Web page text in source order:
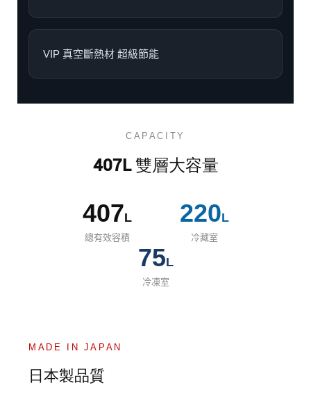
VIP 真空斷熱材 超級節能
CAPACITY
407L 雙層大容量
407L
總有效容積
220L
冷藏室
75L
冷凍室
MADE IN JAPAN
日本製品質